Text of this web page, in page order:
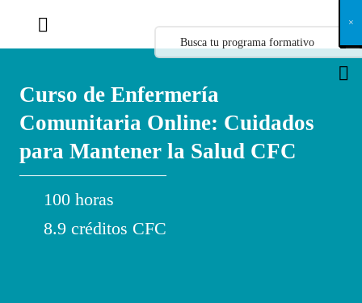
Curso de Enfermería
Comunitaria Online: Cuidados
para Mantener la Salud CFC
100 horas
8.9 créditos CFC
X
×
×
×
×
×
×
×
×
×
×
×
×
×
×
×
×
×
×
×
×
×
×
×
×
×
×
×
×
×
×
×
×
×
×
×
×
×
×
×
×
×
×
×
×
×
×
×
×
×
×
×
×
×
×
×
×
×
×
×
×
×
×
×
×
×
×
×
×
×
×
×
×
×
×
×
×
×
×
×
×
×
×
×
×
×
×
×
×
×
×
×
×
×
×
×
×
×
×
×
×
×
×
×
×
×
×
×
×
×
×
×
×
×
×
×
×
×
×
×
×
×
×
×
×
×
×
×
×
×
×
×
×
×
×
×
×
×
×
×
×
×
×
×
×
×
×
×
×
×
×
×
×
×
×
×
×
×
×
×
×
×
×
×
×
×
×
×
×
×
×
×
×
×
×
×
×
×
×
×
×
×
×
×
×
×
×
×
×
×
×
×
×
×
×
×
×
×
×
×
×
×
×
×
×
×
×
×
×
×
×
×
×
×
×
×
×